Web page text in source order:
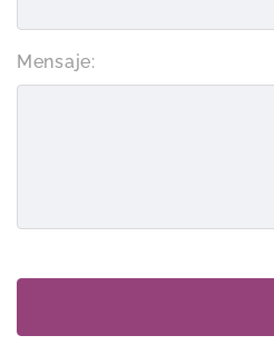
Mensaje: